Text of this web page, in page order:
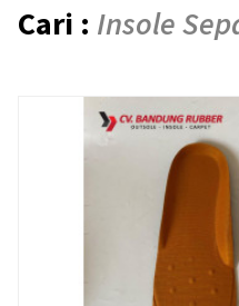
Cari : Insole